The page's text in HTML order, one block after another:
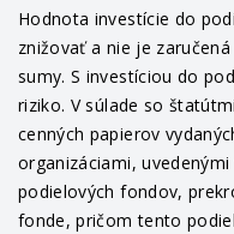
Hodnota investície do
znižovať a nie je
sumy. S investíciou do
riziko. V súlade so
cenných papierov
organizáciami,
podielových fondov,
fonde, pričom tento